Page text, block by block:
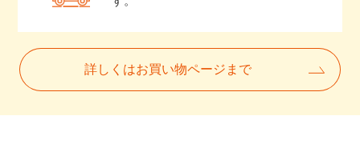
詳しくはお買い物ページまで